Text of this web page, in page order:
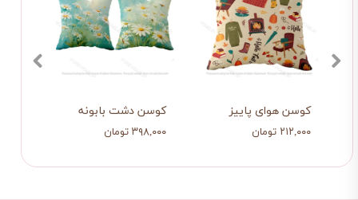
کوسن دشت بابونه
۳۹۸,۰۰۰ تومان
کوسن هوای پاییز
۲۱۲,۰۰۰ تومان